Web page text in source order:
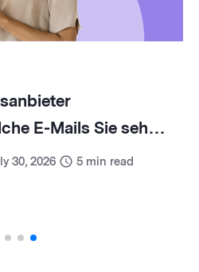
E-Mails Sie sehen
umgehen)
30, 2026 5 min read